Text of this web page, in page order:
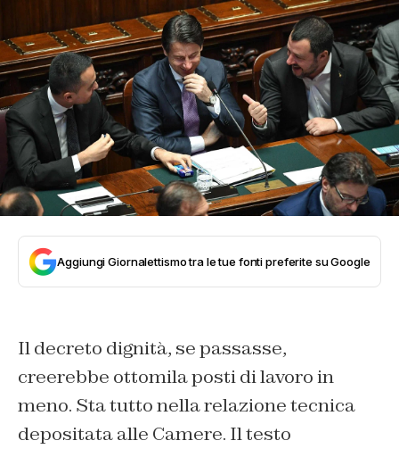
Aggiungi Giornalettismo tra le tue fonti preferite su Google
Il decreto dignità, se passasse,
creerebbe ottomila posti di lavoro in
meno. Sta tutto nella relazione tecnica
depositata alle Camere. Il testo